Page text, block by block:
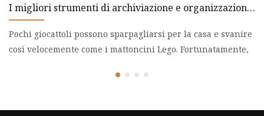
I migliori strumenti di archiviazione e organizzazione
Lego
Pochi giocattoli possono sparpagliarsi per la casa e svanire
così velocemente come i mattoncini Lego. Fortunatamente,